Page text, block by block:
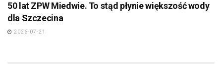
50 lat ZPW Miedwie. To stąd płynie większość wody
dla Szczecina
2026-07-21